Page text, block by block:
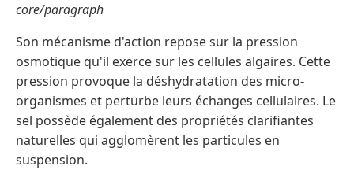
core/paragraph
Son mécanisme d'action repose sur la pression
osmotique qu'il exerce sur les cellules algaires. Cette
pression provoque la déshydratation des micro-
organismes et perturbe leurs échanges cellulaires. Le
sel possède également des propriétés clarifiantes
naturelles qui agglomèrent les particules en
suspension.